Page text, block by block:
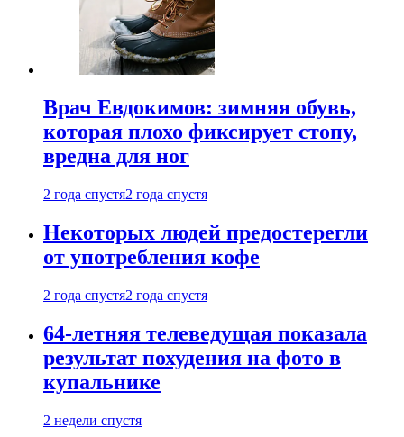
Врач Евдокимов: зимняя обувь,
которая плохо фиксирует стопу,
вредна для ног
2 года спустя2 года спустя
Некоторых людей предостерегли
от употребления кофе
2 года спустя2 года спустя
64-летняя телеведущая показала
результат похудения на фото в
купальнике
2 недели спустя